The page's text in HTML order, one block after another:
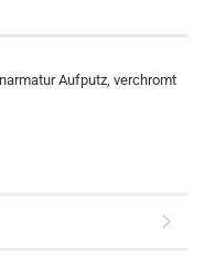
Aufputz, verchromt